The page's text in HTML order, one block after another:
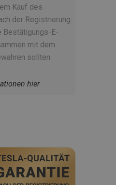
Kauf des
der Registrierung
Bestätigungs-E-
mit dem
sollten.
hier